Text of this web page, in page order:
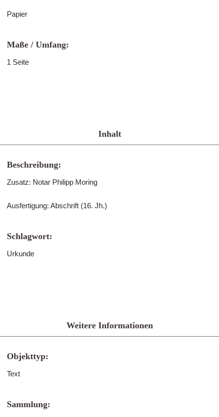
Papier
Maße / Umfang:
1 Seite
Inhalt
Beschreibung:
Zusatz: Notar Philipp Moring
Ausfertigung: Abschrift (16. Jh.)
Schlagwort:
Urkunde
Weitere Informationen
Objekttyp:
Text
Sammlung: